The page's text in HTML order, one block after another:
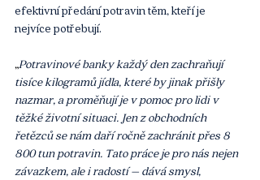
efektivní předání potravin těm, kteří je
nejvíce potřebují.
„Potravinové banky každý den zachraňují
tisíce kilogramů jídla, které by jinak přišly
nazmar, a proměňují je v pomoc pro lidi v
těžké životní situaci. Jen z obchodních
řetězců se nám daří ročně zachránit přes 8
800 tun potravin. Tato práce je pro nás nejen
závazkem, ale i radostí – dává smysl,